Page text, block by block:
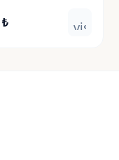
₺Fiyat
visibility